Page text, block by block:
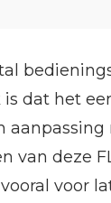
dat het
van deze
voor